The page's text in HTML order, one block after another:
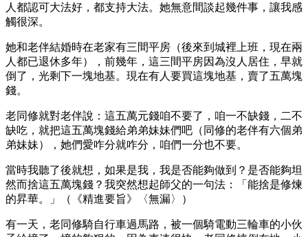
人都認可大法好，都支持大法。她無意間談起幾件事，讓我感
觸很深。
她和老伴結婚時在老家有三間平房（後來到城裡上班，現在兩
人都已退休多年），前幾年，這三間平房因為沒人居住，早就
倒了，光剩下一塊地基。現在有人要買這塊地基，賣了五萬塊
錢。
老同修就對老伴說：這五萬元錢咱不要了，咱一不缺錢，二不
缺吃，就把這五萬塊錢給弟弟妹妹們吧（同修的老伴有六個弟
弟妹妹），她們愛咋分就咋分，咱們一分也不要。
當時我聽了後就想，如果是我，我是否能夠做到？是否能夠坦
然而捨這五萬塊錢？我突然想起師父的一句法：「能捨是修煉
的昇華。」（《精進要旨》〈無漏〉）
有一天，老同修騎自行車過馬路，被一個騎電動三輪車的小伙